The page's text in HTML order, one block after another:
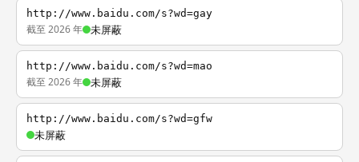
http://www.baidu.com/s?wd=gay
截至 2026 年 未屏蔽
http://www.baidu.com/s?wd=mao
截至 2026 年 未屏蔽
http://www.baidu.com/s?wd=gfw
未屏蔽